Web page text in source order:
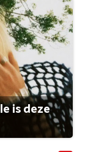
is deze